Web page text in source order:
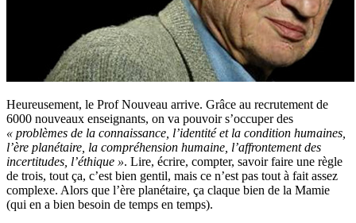
Heureusement, le Prof Nouveau arrive. Grâce au recrutement de
6000 nouveaux enseignants, on va pouvoir s’occuper des
« problèmes de la connaissance, l’identité et la condition humaines,
l’ère planétaire, la compréhension humaine, l’affrontement des
incertitudes, l’éthique ». Lire, écrire, compter, savoir faire une règle
de trois, tout ça, c’est bien gentil, mais ce n’est pas tout à fait assez
complexe. Alors que l’ère planétaire, ça claque bien de la Mamie
(qui en a bien besoin de temps en temps).